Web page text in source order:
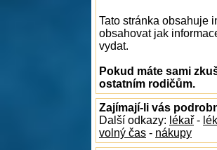
Tato stránka obsahuje
obsahovat jak
vydat.
Pokud máte sami
ostatním rodičům.
Zajímají-li vás
Další odkazy: lékař -
volný čas - nákupy